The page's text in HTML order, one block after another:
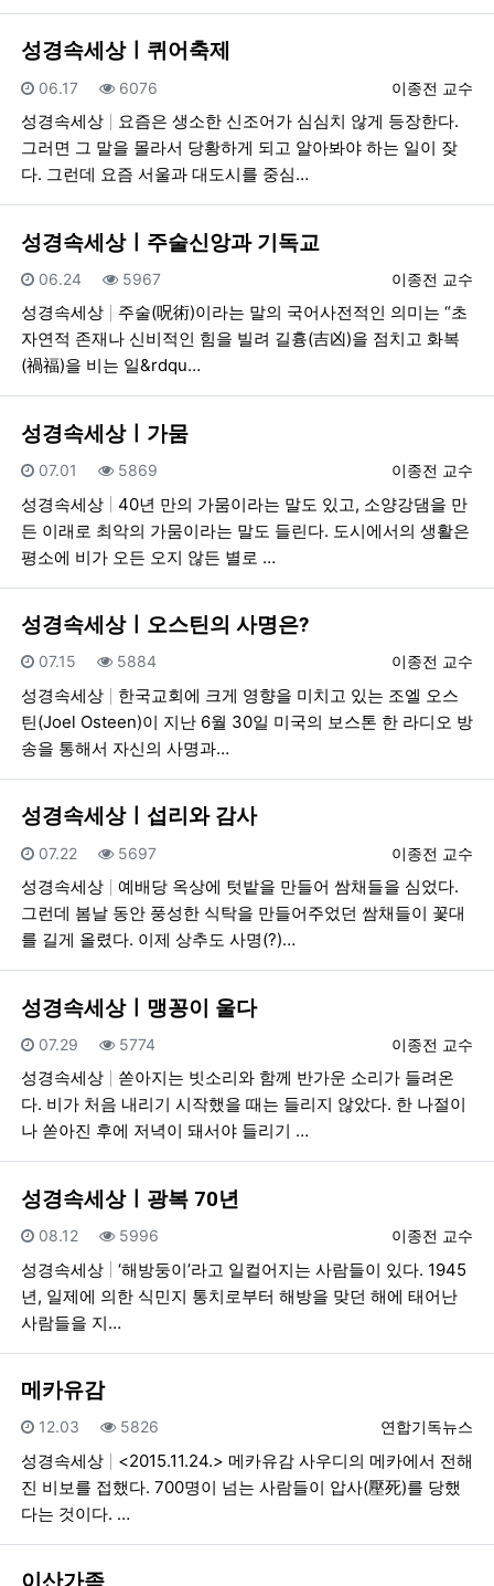
성경속세상ㅣ퀴어축제
등록자
이종전 교수
등록일
06.17 조회
6076
성경속세상
요즘은 생소한 신조어가 심심치 않게 등장한다.
그러면 그 말을 몰라서 당황하게 되고 알아봐야 하는 일이 잦
다. 그런데 요즘 서울과 대도시를 중심…
성경속세상ㅣ주술신앙과 기독교
등록자
이종전 교수
등록일
06.24 조회
5967
성경속세상
주술(呪術)이라는 말의 국어사전적인 의미는 “초
자연적 존재나 신비적인 힘을 빌려 길흉(吉凶)을 점치고 화복
(禍福)을 비는 일&rdqu…
성경속세상ㅣ가뭄
등록자
이종전 교수
등록일
07.01 조회
5869
성경속세상
40년 만의 가뭄이라는 말도 있고, 소양강댐을 만
든 이래로 최악의 가뭄이라는 말도 들린다. 도시에서의 생활은
평소에 비가 오든 오지 않든 별로 …
성경속세상ㅣ오스틴의 사명은?
등록자
이종전 교수
등록일
07.15 조회
5884
성경속세상
한국교회에 크게 영향을 미치고 있는 조엘 오스
틴(Joel Osteen)이 지난 6월 30일 미국의 보스톤 한 라디오 방
송을 통해서 자신의 사명과…
성경속세상ㅣ섭리와 감사
등록자
이종전 교수
등록일
07.22 조회
5697
성경속세상
예배당 옥상에 텃밭을 만들어 쌈채들을 심었다.
그런데 봄날 동안 풍성한 식탁을 만들어주었던 쌈채들이 꽃대
를 길게 올렸다. 이제 상추도 사명(?)…
성경속세상ㅣ맹꽁이 울다
등록자
이종전 교수
등록일
07.29 조회
5774
성경속세상
쏟아지는 빗소리와 함께 반가운 소리가 들려온
다. 비가 처음 내리기 시작했을 때는 들리지 않았다. 한 나절이
나 쏟아진 후에 저녁이 돼서야 들리기 …
성경속세상ㅣ광복 70년
등록자
이종전 교수
등록일
08.12 조회
5996
성경속세상
‘해방둥이’라고 일컬어지는 사람들이 있다. 1945
년, 일제에 의한 식민지 통치로부터 해방을 맞던 해에 태어난
사람들을 지…
메카유감
등록자
연합기독뉴스
등록일
12.03 조회
5826
성경속세상
<2015.11.24.> 메카유감 사우디의 메카에서 전해
진 비보를 접했다. 700명이 넘는 사람들이 압사(壓死)를 당했
다는 것이다. …